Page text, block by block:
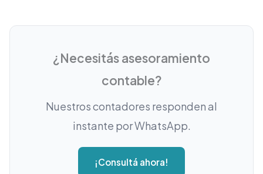
¿Necesitás asesoramiento
contable?
Nuestros contadores responden al
instante por WhatsApp.
¡Consultá ahora!